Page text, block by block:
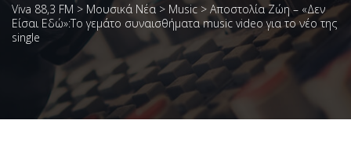
Viva 88,3 FM > Μουσικά Νέα > Music > Αποστολία Ζώη – «Δεν
Είσαι Εδώ»:Το γεμάτο συναισθήματα music video για το νέο της
single